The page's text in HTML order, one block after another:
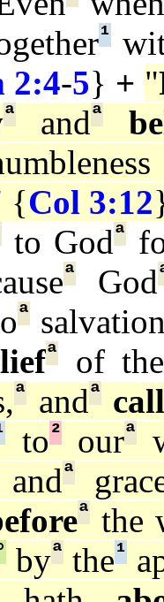
¹
2:4-5} + "
ª andª
{Col 3:12
to Godª
ª God
ª
ª
of
ª andª
to²ourª
andª
ª the
byª the¹